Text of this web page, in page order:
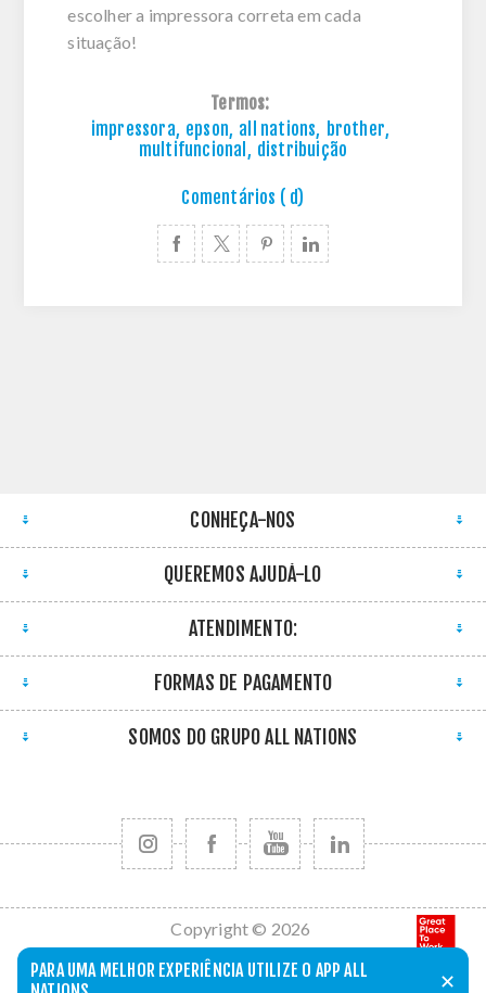
PARA UMA MELHOR EXPERIÊNCIA UTILIZE O APP ALL
✕
escolher a impressora correta em cada
situação!
Termos:
impressora, epson, all nations, brother,
multifuncional , distribuição
Comentários ( d)
CONHEÇA-NOS
QUEREMOS AJUDÁ-LO
ATENDIMENTO:
FORMAS DE PAGAMENTO
SOMOS DO GRUPO ALL NATIONS
Copyright © 2026
All Nations. Todos
os direitos